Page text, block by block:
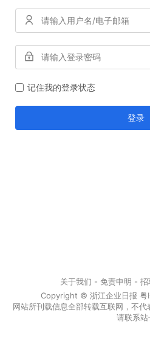
记住我的登录状态
登录
关于我们 - 免责申明 - 招
Copyright © 浙江企业日报 粤
网站所刊载信息全部转载互联网，不代
请联系站